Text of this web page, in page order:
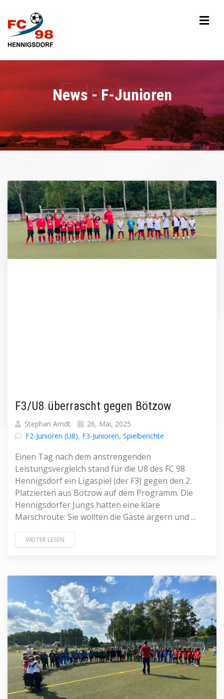
News - F-Junioren
F3/U8 überrascht gegen Bötzow
Stephan Arndt
26, Mai, 2025
F2-Junioren (U8), F3-Junioren, Spielberichte
Einen Tag nach dem anstrengenden
Leistungsvergleich stand für die U8 des FC 98
Hennigsdorf ein Ligaspiel (der F3) gegen den 2.
Platzierten aus Bötzow auf dem Programm. Die
Hennigsdorfer Jungs hatten eine klare
Marschroute: Sie wollten die Gäste ärgern und ...
WEITER LESEN